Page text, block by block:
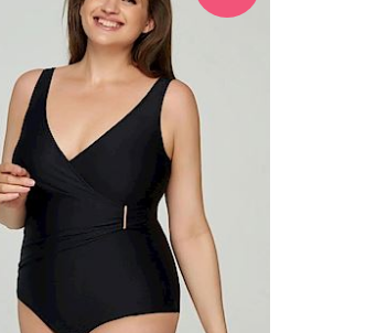
тънки или широки презрамки,
фигурата и бедрата ви да
издигайки днес в култ точно